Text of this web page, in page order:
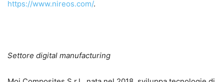
https://www.nireos.com/.
Settore digital manufacturing